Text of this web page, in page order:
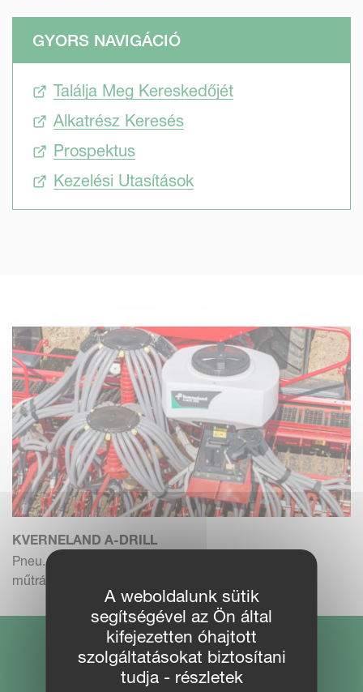
GYORS NAVIGÁCIÓ
Találja Meg Kereskedőjét
Alkatrész Keresés
Prospektus
Kezelési Utasítások
KVERNELAND A-DRILL
Pneu. vetőegység takarónövényényekhez vagy
műtrágyához, 200 v...
A weboldalunk sütik
segítségével az Ön által
kifejezetten óhajtott
szolgáltatásokat biztosítani
tudja - részletek